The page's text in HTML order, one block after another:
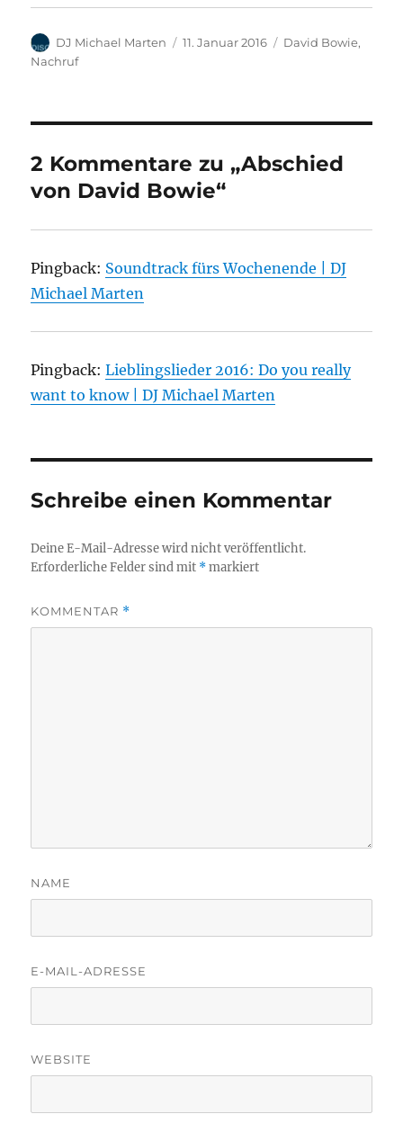
Autor
DJ Michael Marten
Veröffentlicht
11. Januar 2016 Kategorien
David Bowie,
Nachruf
2 Kommentare zu „Abschied
von David Bowie“
Pingback: Soundtrack fürs Wochenende | DJ
Michael Marten
Pingback:Lieblingslieder 2016: Do you really
want to know | DJ Michael Marten
Schreibe einen Kommentar
Deine E-Mail-Adresse wird nicht veröffentlicht.
Erforderliche Felder sind mit *markiert
KOMMENTAR *
NAME
E-MAIL-ADRESSE
WEBSITE